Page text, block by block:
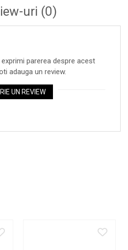
uri (0)
parerea despre acest
adauga un review.
UN REVIEW